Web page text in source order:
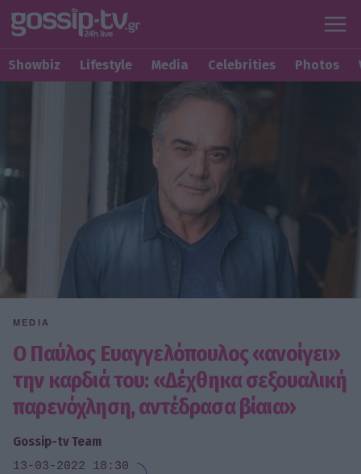
Showbiz Lifestyle Media Celebrities Photos
MEDIA
Ο Παύλος Ευαγγελόπουλος «ανοίγει»
την καρδιά του: «Δέχθηκα σεξουαλική
παρενόχληση, αντέδρασα βίαια»
Gossip-tv Team
13-03-2022 18:30